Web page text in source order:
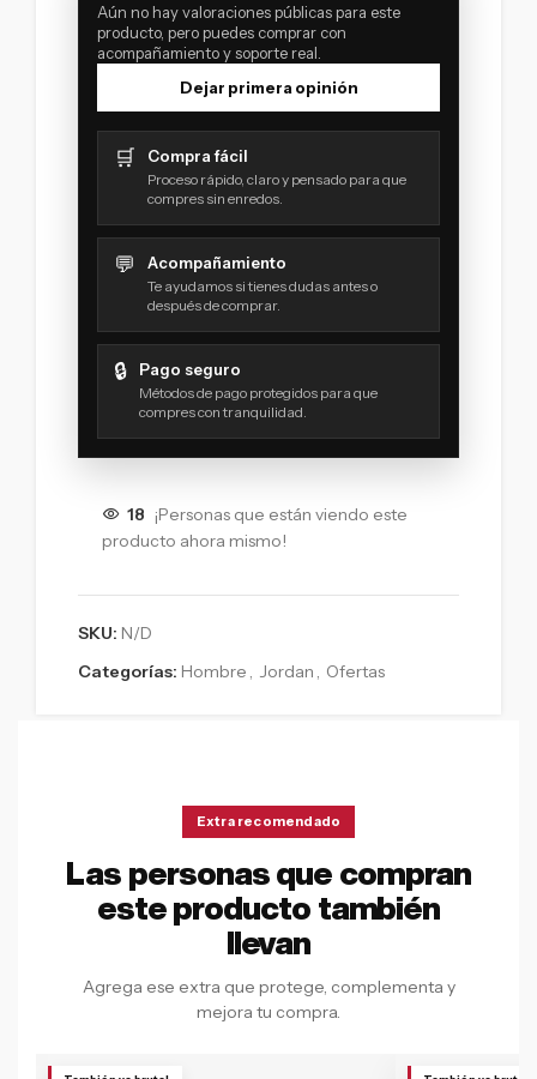
Aún no hay valoraciones públicas para este
producto, pero puedes comprar con
acompañamiento y soporte real.
Dejar primera opinión
🛒 Compra fácil
Proceso rápido, claro y pensado para que
compres sin enredos.
💬 Acompañamiento
Te ayudamos si tienes dudas antes o
después de comprar.
🔒 Pago seguro
Métodos de pago protegidos para que
compres con tranquilidad.
18 ¡Personas que están viendo este
producto ahora mismo!
SKU: N/D
Categorías: Hombre , Jordan , Ofertas
Extra recomendado
Las personas que compran
este producto también
llevan
Agrega ese extra que protege, complementa y
mejora tu compra.